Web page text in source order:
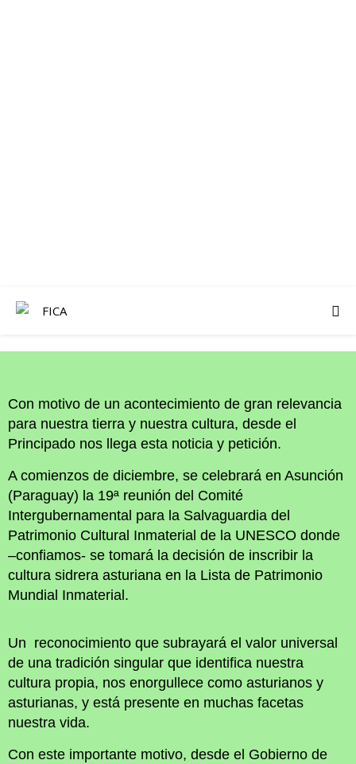
Con motivo de un acontecimiento de gran relevancia
para nuestra tierra y nuestra cultura, desde el
Principado nos llega esta noticia y petición.
A comienzos de diciembre, se celebrará en Asunción
(Paraguay) la 19ª reunión del Comité
Intergubernamental para la Salvaguardia del
Patrimonio Cultural Inmaterial de la UNESCO donde
–confiamos- se tomará la decisión de inscribir la
cultura sidrera asturiana en la Lista de Patrimonio
Mundial Inmaterial.
Un reconocimiento que subrayará el valor universal
de una tradición singular que identifica nuestra
cultura propia, nos enorgullece como asturianos y
asturianas, y está presente en muchas facetas
nuestra vida.
Con este importante motivo, desde el Gobierno de